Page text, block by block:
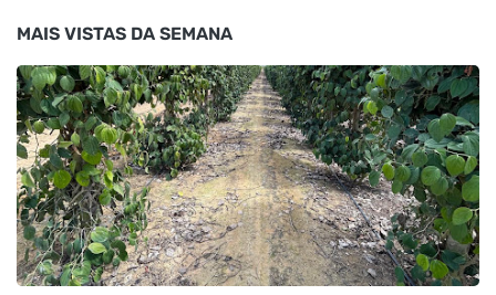
MAIS VISTAS DA SEMANA